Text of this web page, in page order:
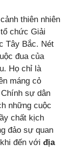
thiên nhiên
chức Giải
Tây Bắc. Nét
đua của
Họ chỉ là
máng cỏ
sự dân
những cuộc
chất kịch
đảo sự quan
đến với địa